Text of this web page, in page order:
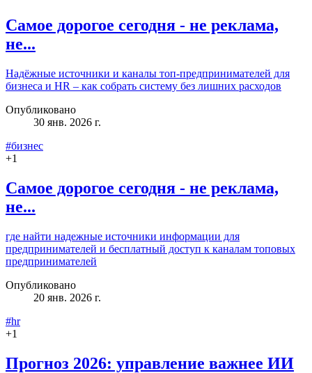
Самое дорогое сегодня - не реклама,
не...
Надёжные источники и каналы топ‑предпринимателей для
бизнеса и HR – как собрать систему без лишних расходов
Опубликовано
30 янв. 2026 г.
#бизнес
+1
Самое дорогое сегодня - не реклама,
не...
где найти надежные источники информации для
предпринимателей и бесплатный доступ к каналам топовых
предпринимателей
Опубликовано
20 янв. 2026 г.
#hr
+1
Прогноз 2026: управление важнее ИИ